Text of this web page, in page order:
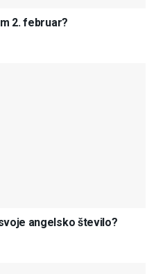
2. februar?
angelsko število?